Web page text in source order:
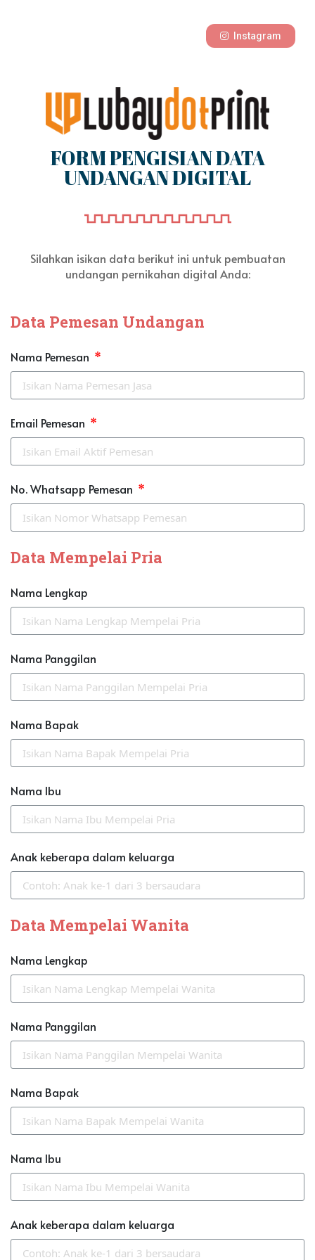
Instagram
FORM PENGISIAN DATA
UNDANGAN DIGITAL
Silahkan isikan data berikut ini untuk pembuatan
undangan pernikahan digital Anda:
Data Pemesan Undangan
Nama Pemesan
Email Pemesan
No. Whatsapp Pemesan
Data Mempelai Pria
Nama Lengkap
Nama Panggilan
Nama Bapak
Nama Ibu
Anak keberapa dalam keluarga
Data Mempelai Wanita
Nama Lengkap
Nama Panggilan
Nama Bapak
Nama Ibu
Anak keberapa dalam keluarga